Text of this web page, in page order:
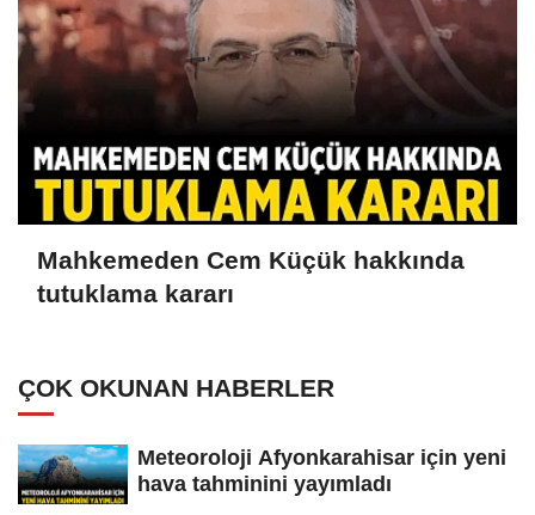
Mahkemeden Cem Küçük hakkında
tutuklama kararı
ÇOK OKUNAN HABERLER
Meteoroloji Afyonkarahisar için yeni
hava tahminini yayımladı